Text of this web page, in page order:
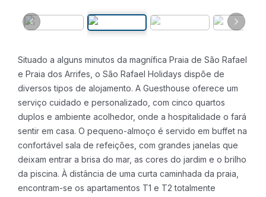
Situado a alguns minutos da magnífica Praia de São Rafael
e Praia dos Arrifes, o São Rafael Holidays dispõe de
diversos tipos de alojamento. A Guesthouse oferece um
serviço cuidado e personalizado, com cinco quartos
duplos e ambiente acolhedor, onde a hospitalidade o fará
sentir em casa. O pequeno-almoço é servido em buffet na
confortável sala de refeições, com grandes janelas que
deixam entrar a brisa do mar, as cores do jardim e o brilho
da piscina. À distância de uma curta caminhada da praia,
encontram-se os apartamentos T1 e T2 totalmente